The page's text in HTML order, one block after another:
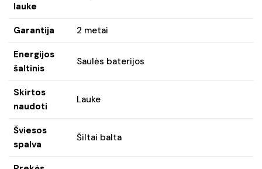
lauke
Garantija 2 metai
Energijos
šaltinis
Saulės baterijos
Skirtos
naudoti
Lauke
Šviesos
spalva
Šiltai balta